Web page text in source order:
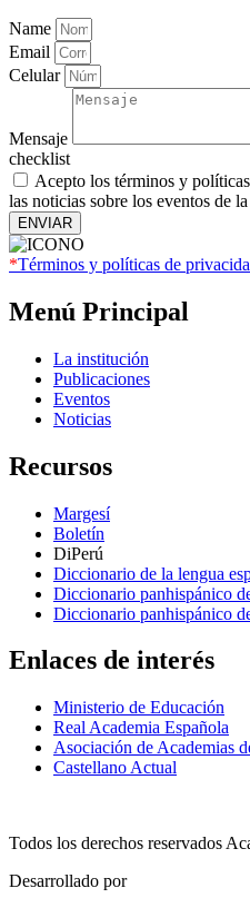
Name
Email
Celular
Mensaje
checklist
Acepto los términos y
las noticias sobre los eventos de
ENVIAR
*Términos y políticas de
Menú Principal
La institución
Publicaciones
Eventos
Noticias
Recursos
Margesí
Boletín
DiPerú
Diccionario de la lengua
Diccionario panhispánico
Diccionario panhispánico
Enlaces de interés
Ministerio de Educación
Real Academia Española
Asociación de Academias
Castellano Actual
Todos los derechos reservados
Desarrollado por